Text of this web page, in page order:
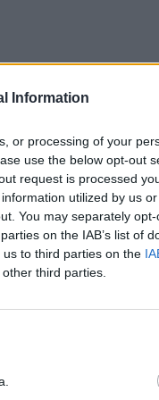
Information
or processing of your
use the below opt-out
request is processed
utilized by us
You may separately
on the IAB’s list of
to third parties on the
third parties.
elismertség,
a végzett hallgatók
az amerikai